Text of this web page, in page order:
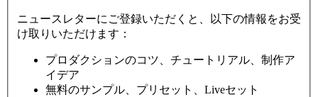
ニュースレターにご登録いただくと、以下の情報をお受
け取りいただけます：
プロダクションのコツ、チュートリアル、制作ア
イデア
無料のサンプル、プリセット、Liveセット